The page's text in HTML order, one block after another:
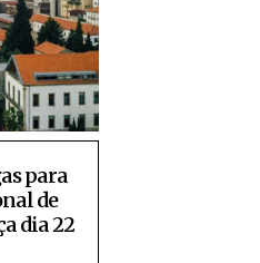
para
de
dia 22